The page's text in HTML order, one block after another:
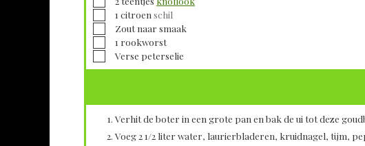
▢1 citroen schil
▢
Zout naar smaak
▢1 rookworst
▢
Verse peterselie
Verhit de boter in een grote pan en bak de ui tot deze
Voeg 2 1/2 liter water, laurierbladeren, kruidnagel, tijm,